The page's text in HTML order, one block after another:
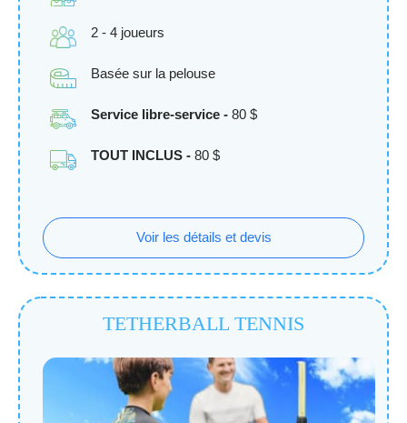
2 - 4 joueurs
Basée sur la pelouse
Service libre-service - 80 $
TOUT INCLUS - 80 $
Voir les détails et devis
TETHERBALL TENNIS